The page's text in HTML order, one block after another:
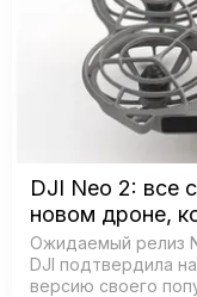
DJI Neo 2: все
новом дроне,
Ожидаемый релиз
DJI подтвердила
версию своего